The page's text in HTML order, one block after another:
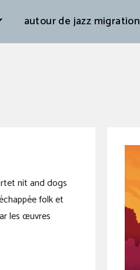
autour de jazz migration
nit and dogs
folk et
les œuvres